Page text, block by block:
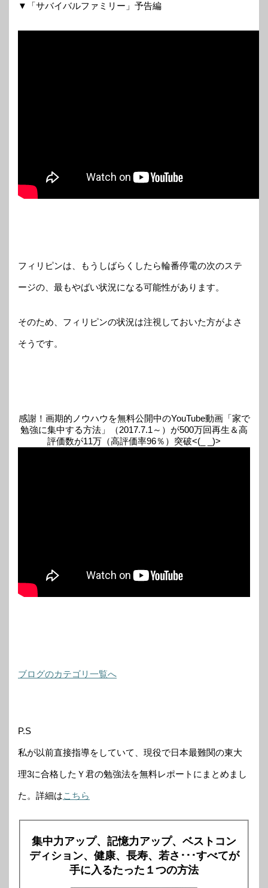
▼「サバイバルファミリー」予告編
フィリピンは、もうしばらくしたら輪番停電の次のステ
ージの、最もやばい状況になる可能性があります。
そのため、フィリピンの状況は注視しておいた方がよさ
そうです。
感謝！画期的ノウハウを無料公開中のYouTube動画「家で
勉強に集中する方法」（2017.7.1～）が500万回再生＆高
評価数が11万（高評価率96％）突破<(_ _)>
ブログのカテゴリ一覧へ
P.S
私が以前直接指導をしていて、現役で日本最難関の東大
理3に合格したＹ君の勉強法を無料レポートにまとめまし
た。詳細はこちら
集中力アップ、記憶力アップ、ベストコン
ディション、健康、長寿、若さ･･･すべてが
手に入るたった１つの方法